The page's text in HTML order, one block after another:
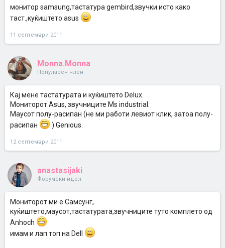
монитор samsung,тастатура gembird,звучки исто како
таст.,куќиштето asus
11 септември 2011
Monna.Monna
Популарен член
Кај мене тастатурата и куќиштето Delux.
Мониторот Asus, звучниците Ms industrial.
Маусот полу-расипан (не ми работи левиот клик, затоа полу-
расипан
) Genious.
12 септември 2011
anastasijaki
Форумски идол
Мониторот ми е Самсунг,
куќиштето,маусот,тастатурата,звучниците туто комплето од
Anhoch
имам и лап топ на Dell